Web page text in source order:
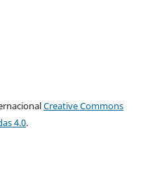
Creative Commons
4.0.